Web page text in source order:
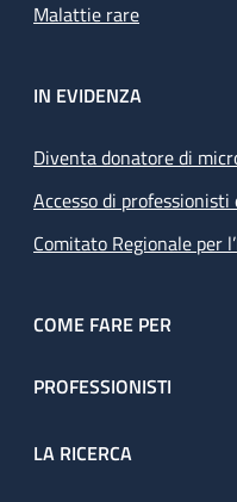
Malattie rare
IN EVIDENZA
Diventa donatore di
Accesso di
Comitato Regionale per
COME FARE PER
PROFESSIONISTI
LA RICERCA